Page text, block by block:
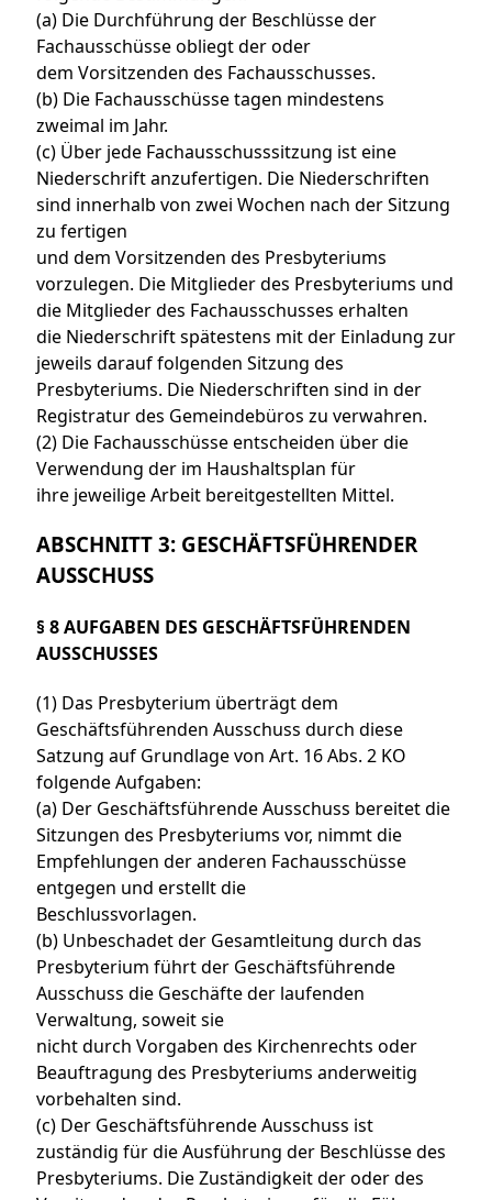
(a) Die Durchführung der Beschlüsse der
Fachausschüsse obliegt der oder
dem Vorsitzenden des Fachausschusses.
(b) Die Fachausschüsse tagen mindestens
zweimal im Jahr.
(c) Über jede Fachausschusssitzung ist eine
Niederschrift anzufertigen. Die Niederschriften
sind innerhalb von zwei Wochen nach der Sitzung
zu fertigen
und dem Vorsitzenden des Presbyteriums
vorzulegen. Die Mitglieder des Presbyteriums und
die Mitglieder des Fachausschusses erhalten
die Niederschrift spätestens mit der Einladung zur
jeweils darauf folgenden Sitzung des
Presbyteriums. Die Niederschriften sind in der
Registratur des Gemeindebüros zu verwahren.
(2) Die Fachausschüsse entscheiden über die
Verwendung der im Haushaltsplan für
ihre jeweilige Arbeit bereitgestellten Mittel.
ABSCHNITT 3: GESCHÄFTSFÜHRENDER
AUSSCHUSS
§ 8 AUFGABEN DES GESCHÄFTSFÜHRENDEN
AUSSCHUSSES
(1) Das Presbyterium überträgt dem
Geschäftsführenden Ausschuss durch diese
Satzung auf Grundlage von Art. 16 Abs. 2 KO
folgende Aufgaben:
(a) Der Geschäftsführende Ausschuss bereitet die
Sitzungen des Presbyteriums vor, nimmt die
Empfehlungen der anderen Fachausschüsse
entgegen und erstellt die
Beschlussvorlagen.
(b) Unbeschadet der Gesamtleitung durch das
Presbyterium führt der Geschäftsführende
Ausschuss die Geschäfte der laufenden
Verwaltung, soweit sie
nicht durch Vorgaben des Kirchenrechts oder
Beauftragung des Presbyteriums anderweitig
vorbehalten sind.
(c) Der Geschäftsführende Ausschuss ist
zuständig für die Ausführung der Beschlüsse des
Presbyteriums. Die Zuständigkeit der oder des